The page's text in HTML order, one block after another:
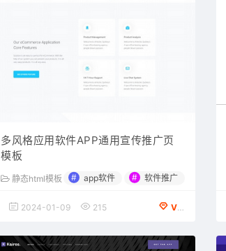
多风格应用软件APP通用宣传推广页
模板
静态html模板 # app软件 # 软件推广
2024-01-09 215 VIP会员专享